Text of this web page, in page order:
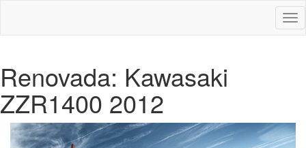
Renovada: Kawasaki
ZZR1400 2012